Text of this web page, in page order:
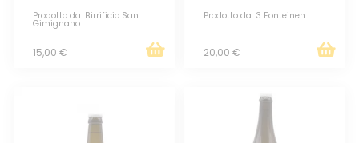
Prodotto da: Birrificio San
Gimignano
15,00 €
Prodotto da: 3 Fonteinen
20,00 €